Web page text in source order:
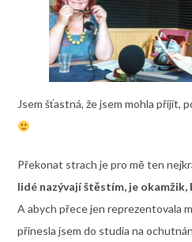
Jsem šťastná, že jsem mohla přijít,
Překonat strach je pro mě ten
lidé nazývají štěstím, je
A abych přece jen reprezentovala
přinesla jsem do studia na